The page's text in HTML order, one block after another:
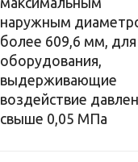
наружным
более 609,6 мм, для
оборудования,
выдерживающие
воздействие
свыше 0,05 МПа